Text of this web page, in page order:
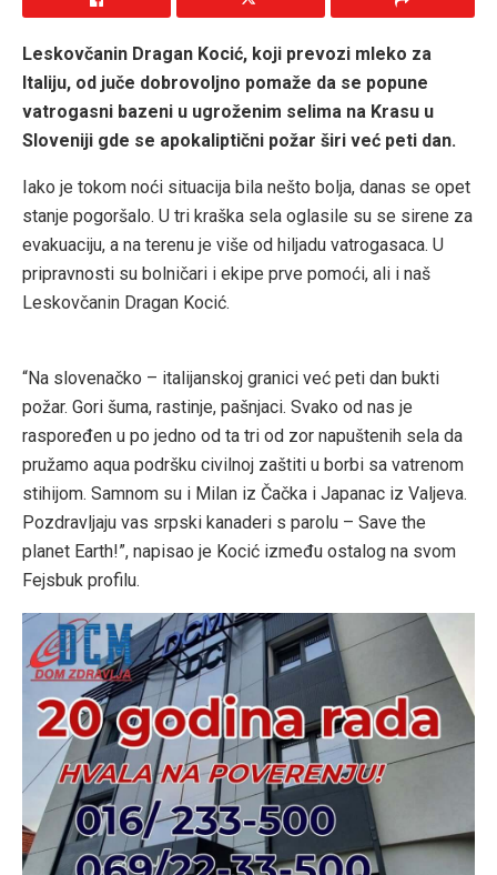
Leskovčanin Dragan Kocić, koji prevozi mleko za
Italiju, od juče dobrovoljno pomaže da se popune
vatrogasni bazeni u ugroženim selima na Krasu u
Sloveniji gde se apokaliptični požar širi već peti dan.
Iako je tokom noći situacija bila nešto bolja, danas se opet
stanje pogoršalo. U tri kraška sela oglasile su se sirene za
evakuaciju, a na terenu je više od hiljadu vatrogasaca. U
pripravnosti su bolničari i ekipe prve pomoći, ali i naš
Leskovčanin Dragan Kocić.
“Na slovenačko – italijanskoj granici već peti dan bukti
požar. Gori šuma, rastinje, pašnjaci. Svako od nas je
raspoređen u po jedno od ta tri od zor napuštenih sela da
pružamo aqua podršku civilnoj zaštiti u borbi sa vatrenom
stihijom. Samnom su i Milan iz Čačka i Japanac iz Valjeva.
Pozdravljaju vas srpski kanaderi s parolu – Save the
planet Earth!”, napisao je Kocić između ostalog na svom
Fejsbuk profilu.